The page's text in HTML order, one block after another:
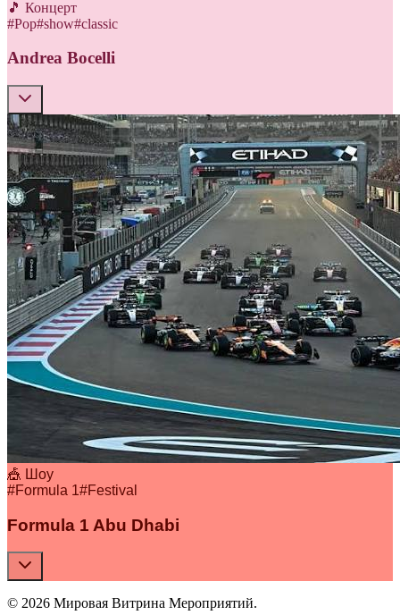
🎵 Концерт
#Pop#show#classic
Andrea Bocelli
🎪 Шоу
#Formula 1#Festival
Formula 1 Abu Dhabi
© 2026 Мировая Витрина Мероприятий.